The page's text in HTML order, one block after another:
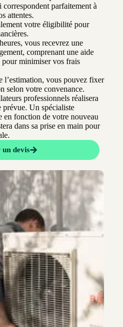
correspondent parfaitement à
attentes.
votre éligibilité pour
vous recevrez une
comprenant une aide
minimiser vos frais
l’estimation, vous pouvez fixer
selon votre convenance.
professionnels réalisera
prévue. Un spécialiste
en fonction de votre nouveau
dans sa prise en main pour
devis